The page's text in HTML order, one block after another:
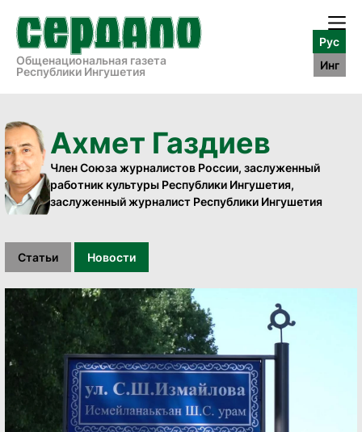
Общенациональная газета
Республики Ингушетия
Рус
Инг
Ахмет Газдиев
Член Союза журналистов России, заслуженный
работник культуры Республики Ингушетия,
заслуженный журналист Республики Ингушетия
Статьи Новости